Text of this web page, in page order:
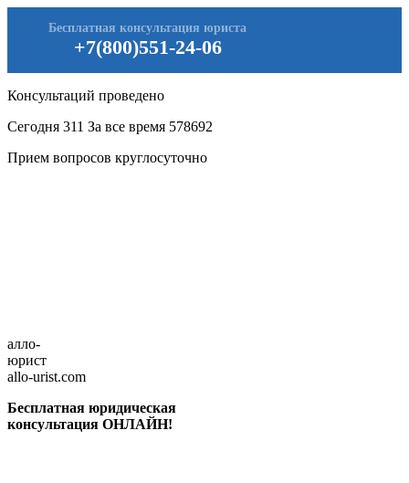
+7(800)551-24-06
Бесплатная консультация юриста
Консультаций проведено
Сегодня 311 За все время 578692
Прием вопросов круглосуточно
алло-
юрист
allo-urist.com
Бесплатная юридическая
консультация ОНЛАЙН!